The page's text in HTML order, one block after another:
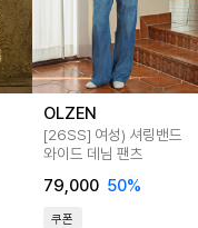
OLZEN
[26SS] 여성) 셔링밴드
와이드 데님 팬츠
79,000 50%
쿠폰